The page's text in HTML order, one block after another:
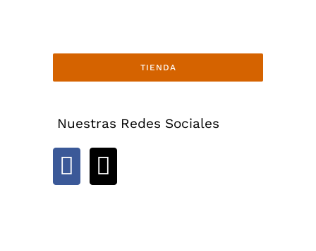
TIENDA
Nuestras Redes Sociales